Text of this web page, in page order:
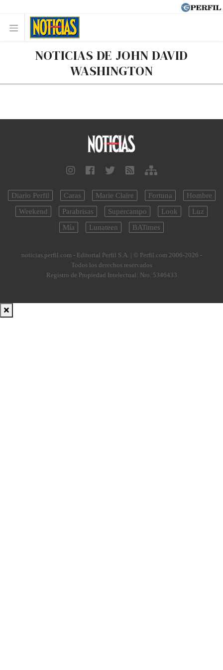
NOTICIAS DE JOHN DAVID
WASHINGTON
Diario Perfil Caras Marie Claire Fortuna
Hombre
Weekend
Parabrisas Supercampo Look
Luz
Mía
Lunateen BATimes
noticias.perfil.com - Editorial Perfil S.A. | © Perfil.com 2006-2026 -
Todos los derechos reservados
Registro de Propiedad Intelectual: Nro. 5346433